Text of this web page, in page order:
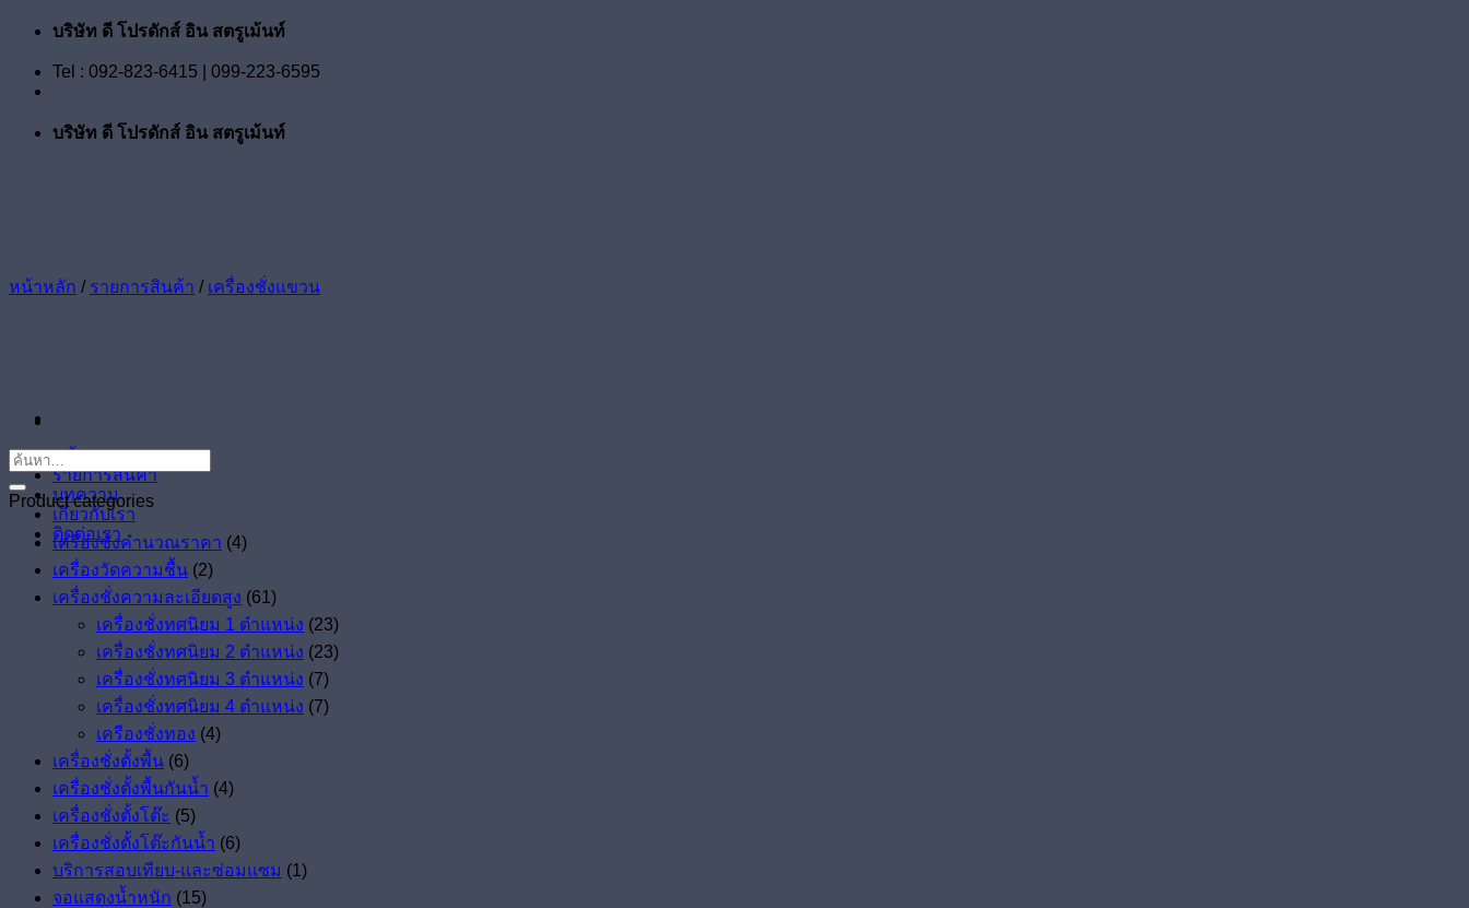
ข้าม
บริษัท ดี โปรดักส์ อิน สตรูเม้นท์
Tel : 092-823-6415 | 099-223-6595
บริษัท ดี โปรดักส์ อิน สตรูเม้นท์
หน้าแรก
รายการสินค้า
บทความ
เกี่ยวกับเรา
ติดต่อเรา
หน้าหลัก / รายการสินค้า / เครื่องชั่งแขวน
ค้นหา:
Product categories
เครื่องชั่งคำนวณราคา (4)
เครื่องวัดความชื้น (2)
เครื่องชั่งความละเอียดสูง (61)
เครื่องชั่งทศนิยม 1 ตำแหน่ง (23)
เครื่องชั่งทศนิยม 2 ตำแหน่ง (23)
เครื่องชั่งทศนิยม 3 ตำแหน่ง (7)
เครื่องชั่งทศนิยม 4 ตำแหน่ง (7)
เครืองชั่งทอง (4)
เครื่องชั่งตั้งพื้น (6)
เครื่องชั่งตั้งพื้นกันน้ำ (4)
เครื่องชั่งตั้งโต๊ะ (5)
เครื่องชั่งตั้งโต๊ะกันน้ำ (6)
บริการสอบเทียบ-และซ่อมแซม (1)
จอแสดงน้ำหนัก (15)